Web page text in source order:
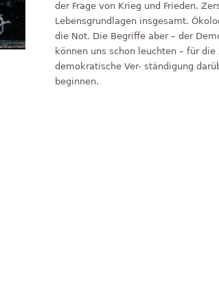
der Frage von Krieg und Frieden.
Lebensgrundlagen insgesamt.
die Not. Die Begriffe aber – der
können uns schon leuchten – für
demokratische Ver- ständigung
beginnen.